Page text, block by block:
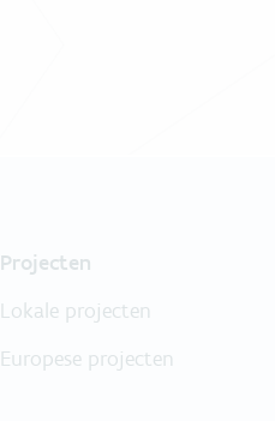
Projecten
Lokale projecten
Europese projecten